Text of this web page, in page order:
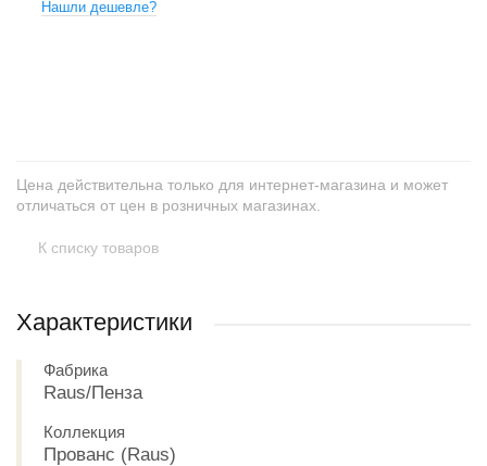
Нашли дешевле?
Цена действительна только для интернет-магазина и может
отличаться от цен в розничных магазинах.
К списку товаров
Характеристики
Фабрика
Raus/Пенза
Коллекция
Прованс (Raus)